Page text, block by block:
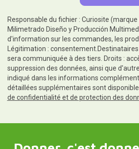
Responsable du fichier : Curiosite
Milimetrado Diseño y Producción
d'information sur les commandes, les
Légitimation :
sera communiquée à des tiers. Droits :
suppression des données, ainsi que
indiqué dans les informations
détaillées supplémentaires sont
de confidentialité et de protection des